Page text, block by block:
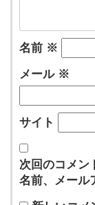
名前 ※
メール ※
サイト
次回のコメン
名前、メール